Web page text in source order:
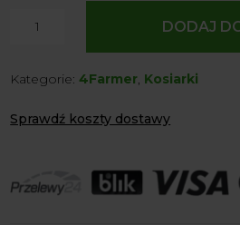
FCNL
z
DODAJ
Kategorie:4Farmer, Kosiarki
Sprawdź koszty dostawy
Agrol transport: 200 zł
Agrol transport gabaryty: ustalane